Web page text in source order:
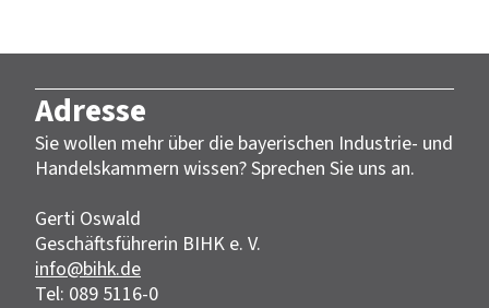
Adresse
Sie wollen mehr über die bayerischen Industrie- und
Handelskammern wissen? Sprechen Sie uns an.
Gerti Oswald
Geschäftsführerin BIHK e. V.
info@bihk.de
Tel: 089 5116-0